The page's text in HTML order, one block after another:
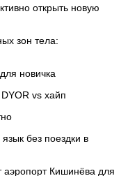
открыть новую
зон тела:
новичка
vs хайп
без поездки в
Кишинёва для